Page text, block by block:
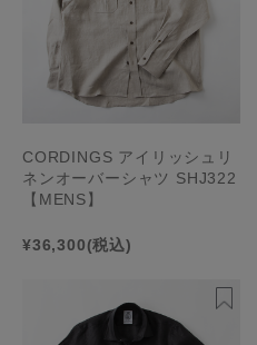
CORDINGS アイリッシュリ
ネンオーバーシャツ SHJ322
【MENS】
¥36,300(税込)